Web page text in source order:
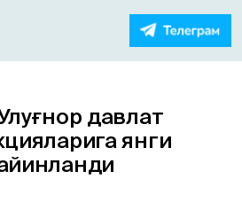
давлат
янги